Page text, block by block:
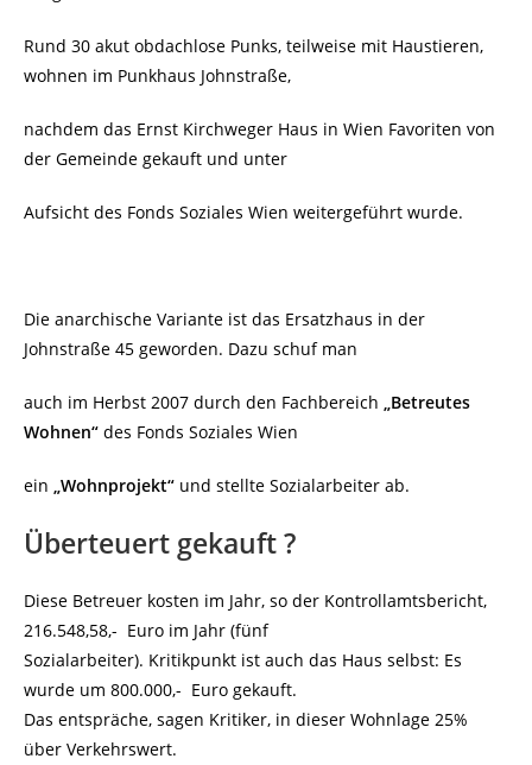
Rund 30 akut obdachlose Punks, teilweise mit Haustieren,
wohnen im Punkhaus Johnstraße,
nachdem das Ernst Kirchweger Haus in Wien Favoriten von
der Gemeinde gekauft und unter
Aufsicht des Fonds Soziales Wien weitergeführt wurde.
Die anarchische Variante ist das Ersatzhaus in der
Johnstraße 45 geworden. Dazu schuf man
auch im Herbst 2007 durch den Fachbereich „Betreutes
Wohnen“ des Fonds Soziales Wien
ein „Wohnprojekt“ und stellte Sozialarbeiter ab.
Überteuert gekauft ?
Diese Betreuer kosten im Jahr, so der Kontrollamtsbericht,
216.548,58,- Euro im Jahr (fünf
Sozialarbeiter). Kritikpunkt ist auch das Haus selbst: Es
wurde um 800.000,- Euro gekauft.
Das entspräche, sagen Kritiker, in dieser Wohnlage 25%
über Verkehrswert.